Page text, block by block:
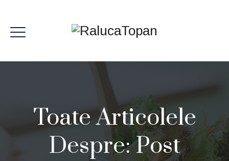
Toate Articolele
Despre:Post